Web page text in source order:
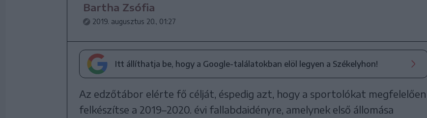
Bartha Zsófia
2019. augusztus 20., 01:27
Itt állíthatja be, hogy a Google-találatokban elöl legyen a Székelyhon!
Az edzőtábor elérte fő célját, éspedig azt, hogy a sportolókat megfelelően
felkészítse a 2019–2020. évi fallabdaidényre, amelynek első állomása